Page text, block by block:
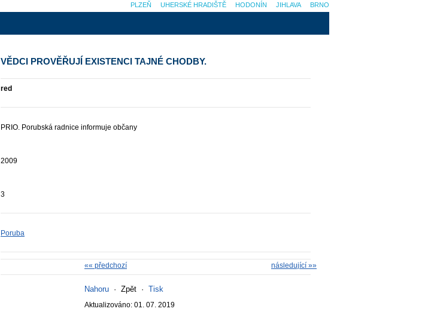
VĚDCI PROVĚŘUJÍ EXISTENCI TAJNÉ CHODBY.
red
PRIO. Porubská radnice informuje občany
2009
3
Poruba
následující »»
«« předchozí
Nahoru · Zpět · Tisk
Aktualizováno: 01. 07. 2019
BRNO
JIHLAVA
HODONÍN
UHERSKÉ HRADIŠTĚ
PLZEŇ